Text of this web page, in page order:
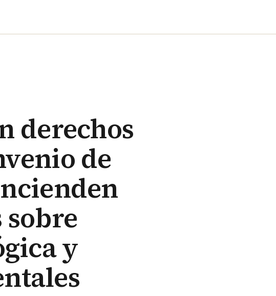
derechos
de
sobre
y